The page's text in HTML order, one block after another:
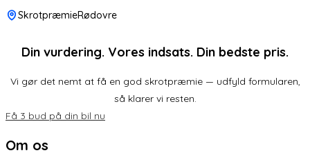
SkrotpræmieRødovre
Din vurdering. Vores indsats. Din bedste pris.
Vi gør det nemt at få en god skrotpræmie — udfyld formularen,
så klarer vi resten.
Få 3 bud på din bil nu
Om os